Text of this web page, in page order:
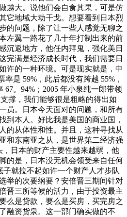
越大。说他们会自食其果，可是仿
它地域大动干戈。想要看到日本烈
的问题，除了让一些人感觉无聊之
左翼一路花了几十年打制出来的前
沉返地方，他任内拜鬼，强化美日
完满是经济成长时代，我们需要日
许的一种环境。可是现实就是，中
是 59%，此后都没有跨越 55%，
。94%；2005 年小泉纯一郎带领
撑，我们能够很是粗略的得出如
员。日本今天面对的问题，和所有
到本人。好比我是美国的商业国，
的从体性和性。并且，这种寻找从
和东南亚之从，是世界第二经济强
日本的财产主要性越来越弱，他
的是，日本没无机会领受来自任何
就拉不起如许一个财产人才步队
举的次要纲要？安倍晋三期间针对
晋三所等候的活力，由于投资最主
么是贷款，要么是买房，买完房之
融资货泉。这一部门确实做的不